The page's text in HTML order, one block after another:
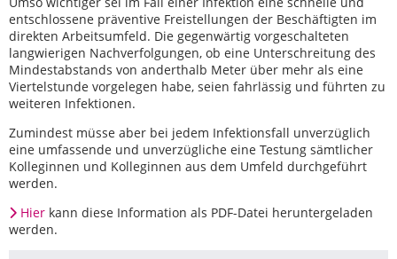
entschlossene präventive Freistellungen der Beschäftigten im
direkten Arbeitsumfeld. Die gegenwärtig vorgeschalteten
langwierigen Nachverfolgungen, ob eine Unterschreitung des
Mindestabstands von anderthalb Meter über mehr als eine
Viertelstunde vorgelegen habe, seien fahrlässig und führten zu
weiteren Infektionen.
Zumindest müsse aber bei jedem Infektionsfall unverzüglich
eine umfassende und unverzügliche eine Testung sämtlicher
Kolleginnen und Kolleginnen aus dem Umfeld durchgeführt
werden.
Hier kann diese Information als PDF-Datei heruntergeladen
werden.